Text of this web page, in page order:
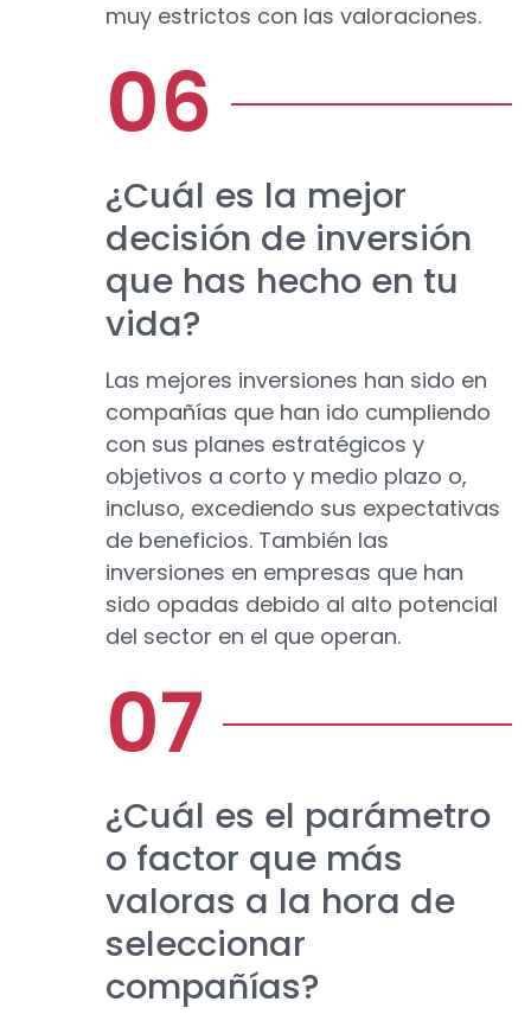
muy estrictos con las valoraciones.
¿Cuál es la mejor
decisión de inversión
que has hecho en tu
vida?
Las mejores inversiones han sido en
compañías que han ido cumpliendo
con sus planes estratégicos y
objetivos a corto y medio plazo o,
incluso, excediendo sus expectativas
de beneficios. También las
inversiones en empresas que han
sido opadas debido al alto potencial
del sector en el que operan.
¿Cuál es el parámetro
o factor que más
valoras a la hora de
seleccionar
compañías?